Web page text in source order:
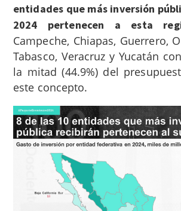
entidades que más inversión
2024 pertenecen a esta
Campeche, Chiapas, Guerrero,
Tabasco, Veracruz y Yucatán
la mitad (44.9%) del
este concepto.